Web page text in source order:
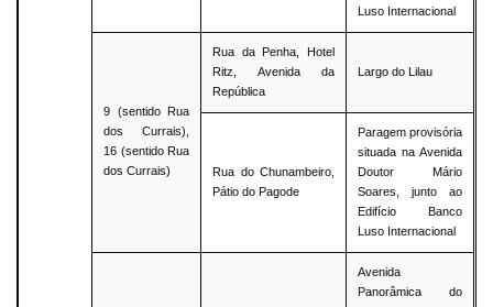
Luso Internacional
9 (sentido Rua
dos Currais),
16 (sentido Rua
dos Currais)
Rua da Penha, Hotel
Ritz, Avenida da
República
Largo do Lilau
Rua do Chunambeiro,
Pátio do Pagode
Paragem provisória
situada na Avenida
Doutor Mário
Soares, junto ao
Edifício Banco
Luso Internacional
Avenida
Panorâmica do